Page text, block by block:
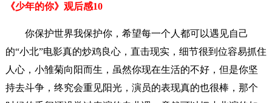
《少年的你》观后感10
你保护世界我保护你，希望每一个人都可以遇见自己
的“小北”电影真的炒鸡良心，直击现实，细节很到位容易抓住
人心，小雏菊向阳而生，虽然你现在生活的不好，但是你坚
持去斗争，终究会重见阳光，演员的表现真的也很棒，那个